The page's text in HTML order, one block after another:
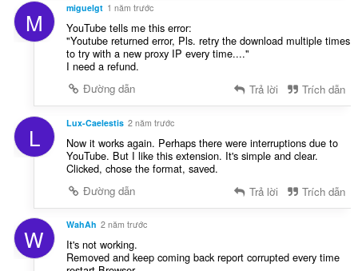
M miguelgt 1 năm trước
YouTube tells me this error:
"Youtube returned error, Pls. retry the download multiple times
to try with a new proxy IP every time...."
I need a refund.
Đường dẫn
Trả lời Trích dẫn
L Lux-Caelestis 2 năm trước
Now it works again. Perhaps there were interruptions due to
YouTube. But I like this extension. It's simple and clear.
Clicked, chose the format, saved.
Đường dẫn
Trả lời Trích dẫn
W WahAh 2 năm trước
It's not working.
Removed and keep coming back report corrupted every time